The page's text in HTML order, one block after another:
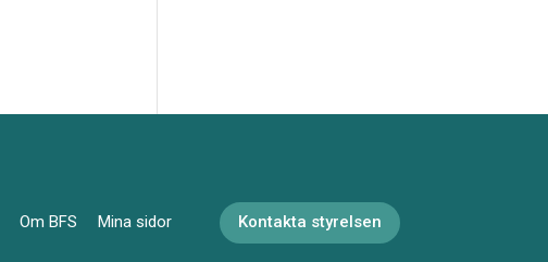
Om BFS Mina sidor Kontakta styrelsen